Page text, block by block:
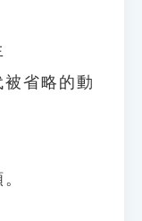
省略的動